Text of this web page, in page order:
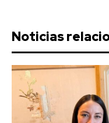
Noticias